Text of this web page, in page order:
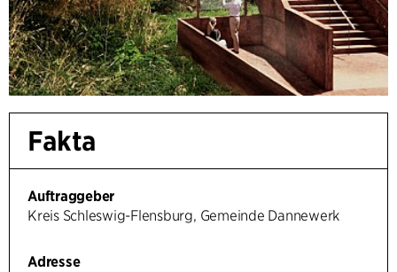
Fakta
Auftraggeber
Kreis Schleswig-Flensburg, Gemeinde Dannewerk
Adresse